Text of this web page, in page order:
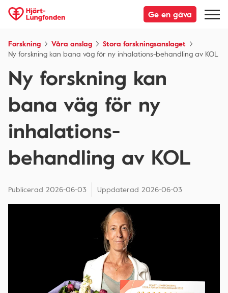
Ge en gåva
Forskning Våra anslag
Stora forskningsanslaget
Ny forskning kan bana väg för ny inhalations-behandling av KOL
Ny forskning kan
bana väg för ny
inhalations-
behandling av KOL
Publicerad 2026-06-03 Uppdaterad 2026-06-03